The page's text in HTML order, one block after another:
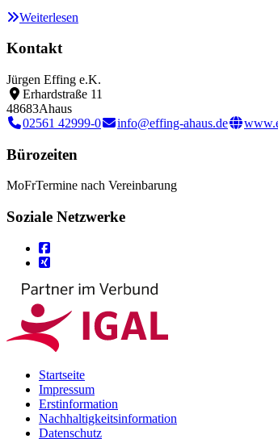
Weiterlesen
Kontakt
Jürgen Effing e.K.
Erhardstraße 11
48683Ahaus
02561 42999-0
info@effing-ahaus.de
Bürozeiten
MoFrTermine nach Vereinbarung
Soziale Netzwerke
Startseite
Impressum
Erstinformation
Nachhaltigkeitsinformation
Datenschutz